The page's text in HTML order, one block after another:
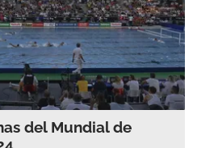
del Mundial de